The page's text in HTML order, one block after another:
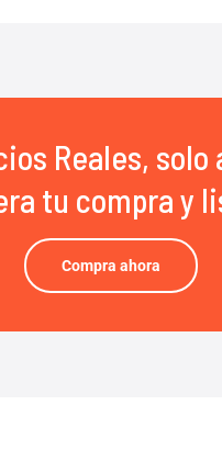
Reales,
tu compra y
Compra ahora